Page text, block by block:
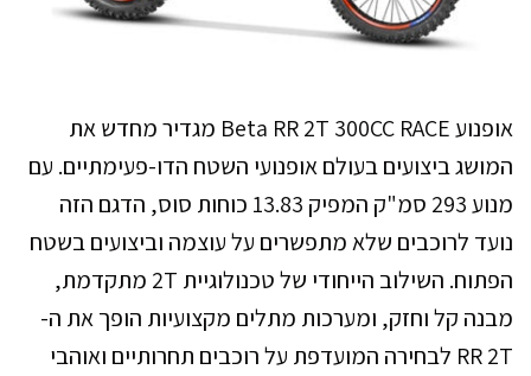
אופנוע Beta RR 2T 300CC RACE מגדיר מחדש את
המושג ביצועים בעולם אופנועי השטח הדו-פעימתיים. עם
מנוע 293 סמ"ק המפיק 13.83 כוחות סוס, הדגם הזה
נועד לרוכבים שלא מתפשרים על עוצמה וביצועים בשטח
הפתוח. השילוב הייחודי של טכנולוגיית 2T מתקדמת,
מבנה קל וחזק, ומערכות מתלים מקצועיות הופך את ה-
RR 2T לבחירה המועדפת על רוכבים תחרותיים ואוהבי